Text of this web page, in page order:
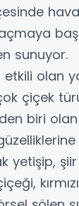
açmaya
sunuyor.
etkili olan
çiçek
biri
yetişip,